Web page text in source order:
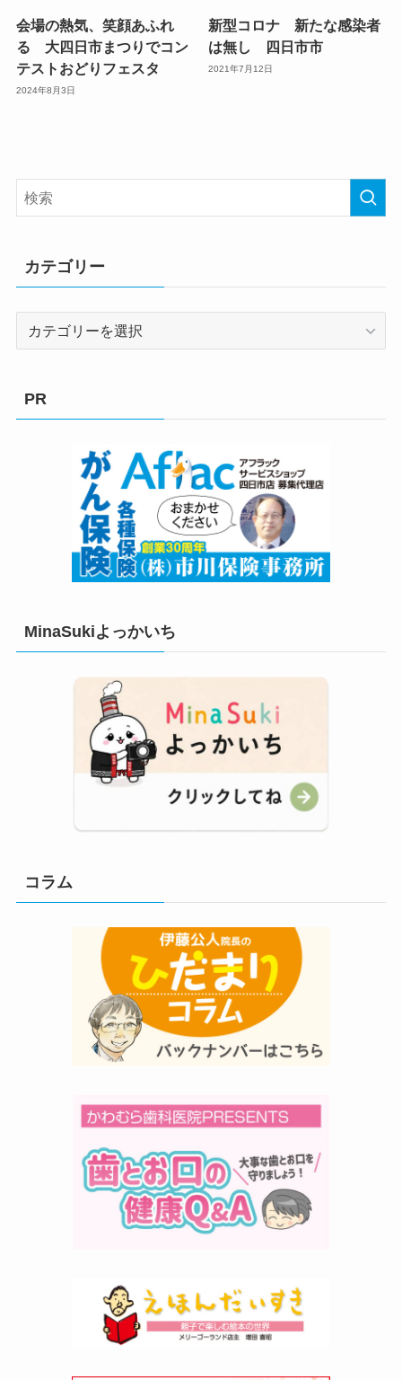
会場の熱気、笑顔あふれ
る 大四日市まつりでコン
テストおどりフェスタ
2024年8月3日
新型コロナ 新たな感染者
は無し 四日市市
2021年7月12日
カテゴリー
PR
MinaSukiよっかいち
コラム